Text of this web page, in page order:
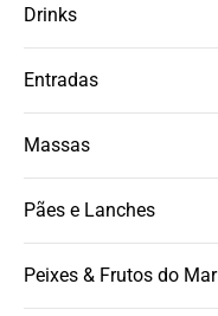
Drinks
Entradas
Massas
Pães e Lanches
Peixes & Frutos do Mar